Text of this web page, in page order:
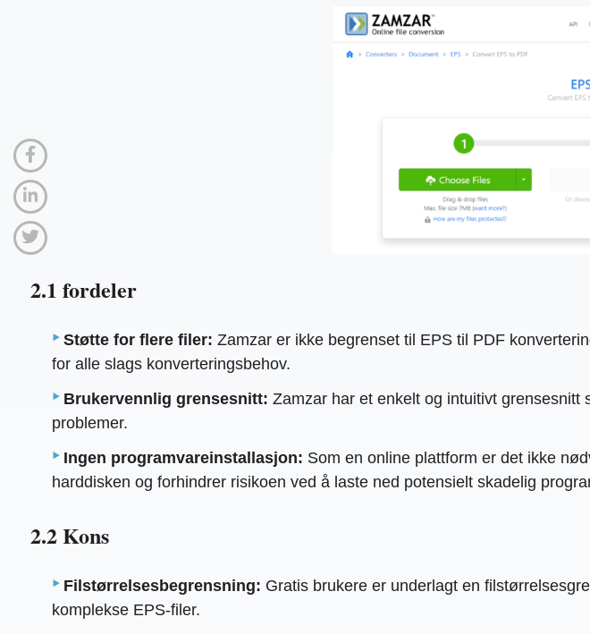
2.1 fordeler
Støtte for flere filer: Zamzar er ikke begrenset til EPS til PDF
for alle slags konverteringsbehov.
Brukervennlig grensesnitt: Zamzar har et enkelt og intuitivt
problemer.
Ingen programvareinstallasjon: Som en online plattform er det ikke
harddisken og forhindrer risikoen ved å laste ned potensielt skadelig
2.2 Kons
Filstørrelsesbegrensning: Gratis brukere er underlagt en
komplekse EPS-filer.